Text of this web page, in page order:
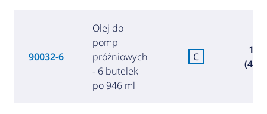
90032-6
Olej do
pomp
próżniowych
- 6 butelek
po 946 ml
C